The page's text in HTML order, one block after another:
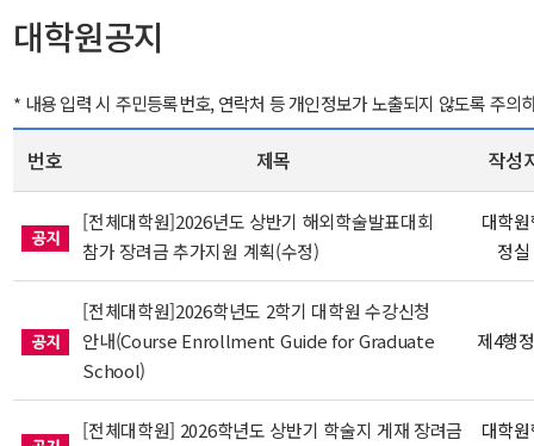
대학원공지
* 내용 입력 시 주민등록번호, 연락처 등 개인정보가 노출되지 않도록 주의
번호 제목 작성
[전체대학원]2026년도 상반기 해외학술발표대회
참가 장려금 추가지원 계획(수정)
대학
정실
[전체대학원]2026학년도 2학기 대학원 수강신청
안내(Course Enrollment Guide for Graduate
School)
제4행
[전체대학원] 2026학년도 상반기 학술지 게재 장려금
대학